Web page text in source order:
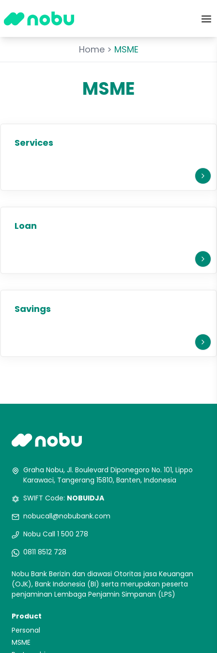
Home > MSME
MSME
Services
Loan
Savings
Graha Nobu, Jl. Boulevard Diponegoro No. 101, Lippo
Karawaci, Tangerang 15810, Banten, Indonesia
SWIFT Code: NOBUIDJA
nobucall@nobubank.com
Nobu Call 1 500 278
0811 8512 728
Nobu Bank Berizin dan diawasi Otoritas jasa Keuangan
(OJK), Bank Indonesia (BI) serta merupakan peserta
penjaminan Lembaga Penjamin Simpanan (LPS)
Product
Personal
MSME